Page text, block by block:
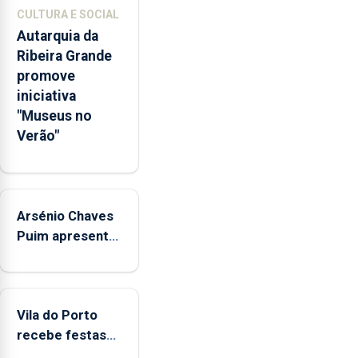
maior
número
de
candidatos
em
30
exceto
a
pandemia.
dos
disponibiliza
665
CULTURA E SOCIAL
Autarquia da
Ribeira Grande
promove
iniciativa
"Museus no
Verão"
Arsénio Chaves
Puim apresenta
Biblioteca de
Vila do Porto
recebe festas